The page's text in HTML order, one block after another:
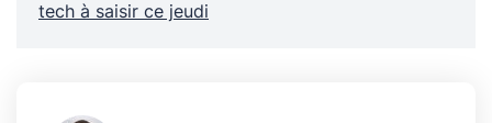
tech à saisir ce jeudi